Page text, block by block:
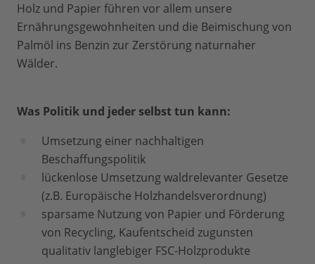
Holz und Papier führen vor allem unsere
Ernährungsgewohnheiten und die Beimischung von
Palmöl ins Benzin zur Zerstörung naturnaher
Wälder.
Was Politik und jeder selbst tun kann:
Umsetzung einer nachhaltigen
Beschaffungspolitik
lückenlose Umsetzung waldrelevanter Gesetze
(z.B. Europäische Holzhandelsverordnung)
sparsame Nutzung von Papier und Förderung
von Recycling, Kaufentscheid zugunsten
qualitativ langlebiger FSC-Holzprodukte